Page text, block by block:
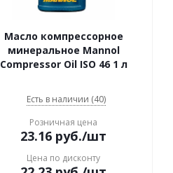
Масло компрессорное
минеральное Mannol
Compressor Oil ISO 46 1 л
Есть в наличии (40)
Розничная цена
23.16 руб./шт
Цена по дисконту